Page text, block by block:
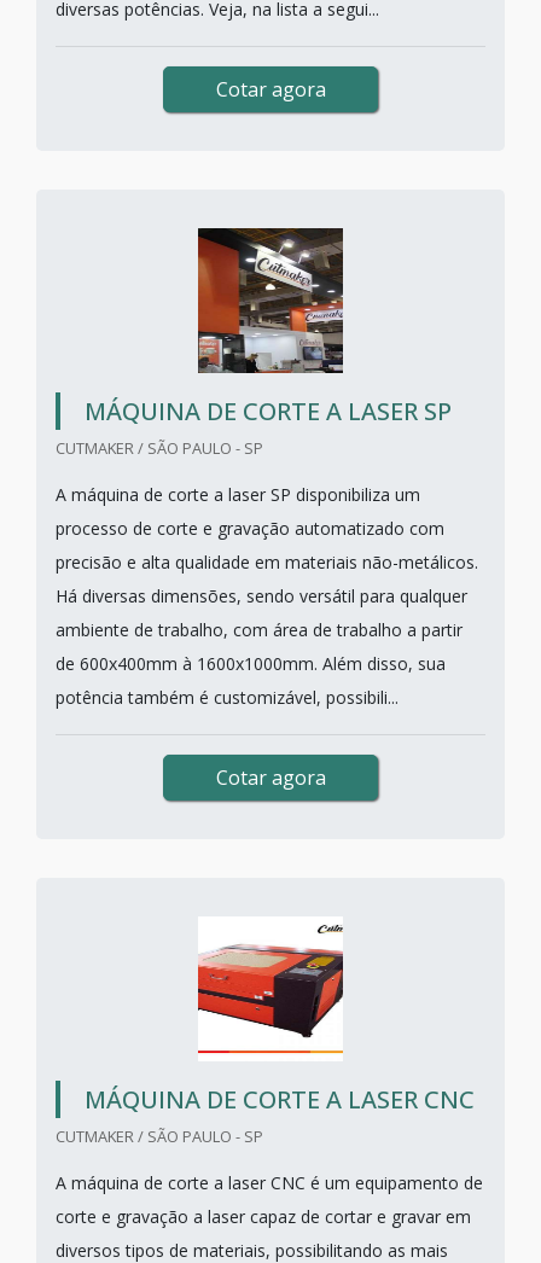
diversas potências. Veja, na lista a segui...
Cotar agora
MÁQUINA DE CORTE A LASER SP
CUTMAKER / SÃO PAULO - SP
A máquina de corte a laser SP disponibiliza um
processo de corte e gravação automatizado com
precisão e alta qualidade em materiais não-metálicos.
Há diversas dimensões, sendo versátil para qualquer
ambiente de trabalho, com área de trabalho a partir
de 600x400mm à 1600x1000mm. Além disso, sua
potência também é customizável, possibili...
Cotar agora
MÁQUINA DE CORTE A LASER CNC
CUTMAKER / SÃO PAULO - SP
A máquina de corte a laser CNC é um equipamento de
corte e gravação a laser capaz de cortar e gravar em
diversos tipos de materiais, possibilitando as mais